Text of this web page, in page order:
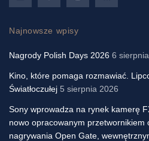
Najnowsze wpisy
Nagrody Polish Days 2026 6
Kino, które pomaga rozmawiać.
Światłoczułej 5 sierpnia 2026
Sony wprowadza na rynek kamerę
nowo opracowanym przetwornikiem
nagrywania Open Gate,